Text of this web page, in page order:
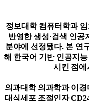
정보대학 컴퓨터학과
반영한 생성·검색 인공
분야에 선정됐다. 본 연
해 한국어 기반 인공지
시킨 점에
의과대학 의과학과 이
대식세포 조절인자